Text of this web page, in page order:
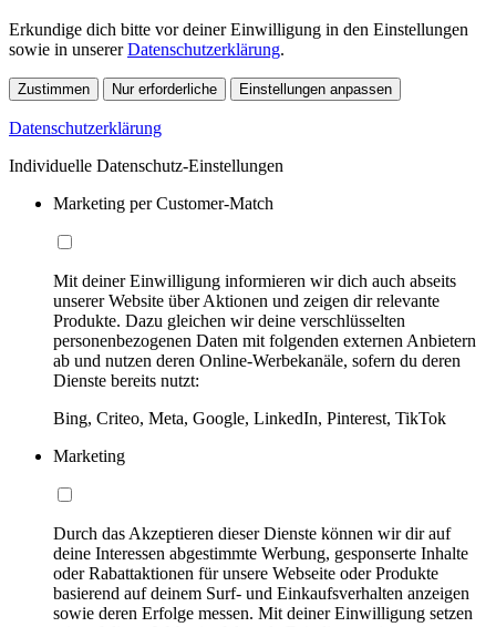
Erkundige dich bitte vor deiner Einwilligung in den Einstellungen
sowie in unsererDatenschutzerklärung.
Zustimmen Nur erforderliche Einstellungen anpassen
Datenschutzerklärung
Individuelle Datenschutz-Einstellungen
Marketing per Customer-Match
Mit deiner Einwilligung informieren wir dich auch abseits
unserer Website über Aktionen und zeigen dir relevante
Produkte. Dazu gleichen wir deine verschlüsselten
personenbezogenen Daten mit folgenden externen Anbietern
ab und nutzen deren Online-Werbekanäle, sofern du deren
Dienste bereits nutzt:
Bing, Criteo, Meta, Google, LinkedIn, Pinterest, TikTok
Marketing
Durch das Akzeptieren dieser Dienste können wir dir auf
deine Interessen abgestimmte Werbung, gesponserte Inhalte
oder Rabattaktionen für unsere Webseite oder Produkte
basierend auf deinem Surf- und Einkaufsverhalten anzeigen
sowie deren Erfolge messen. Mit deiner Einwilligung setzen